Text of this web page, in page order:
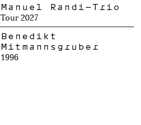
Manuel Randi-Trio
Tour 2027
Benedikt
Mitmannsgruber
1996